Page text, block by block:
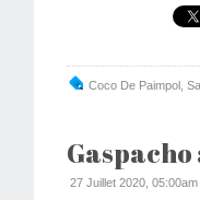
Coco De Paimpol
27 Juillet 2020, 05:00am